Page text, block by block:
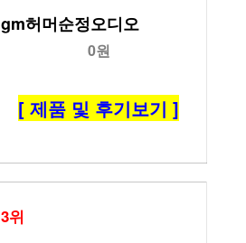
gm허머순정오디오
0원
[ 제품 및 후기보기 ]
3위